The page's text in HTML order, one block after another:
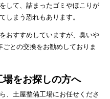
して、詰まったゴミやほこりが
しまう恐れもあります。
おすすめしていますが、臭いや
との交換をお勧めしておりま
をお探しの方へ
、土屋整備工場にお任せくださ